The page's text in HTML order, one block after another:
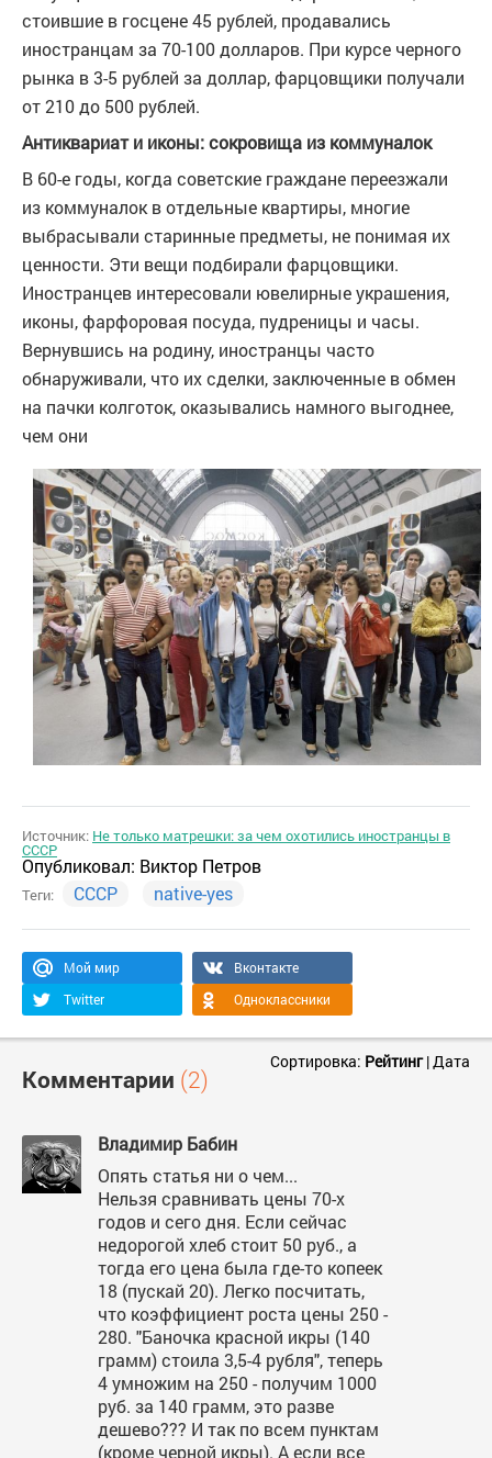
стоившие в госцене 45 рублей, продавались
иностранцам за 70-100 долларов. При курсе черного
рынка в 3-5 рублей за доллар, фарцовщики получали
от 210 до 500 рублей.
Антиквариат и иконы: сокровища из коммуналок
В 60-е годы, когда советские граждане переезжали
из коммуналок в отдельные квартиры, многие
выбрасывали старинные предметы, не понимая их
ценности. Эти вещи подбирали фарцовщики.
Иностранцев интересовали ювелирные украшения,
иконы, фарфоровая посуда, пудреницы и часы.
Вернувшись на родину, иностранцы часто
обнаруживали, что их сделки, заключенные в обмен
на пачки колготок, оказывались намного выгоднее,
чем они
Источник: Не только матрешки: за чем охотились иностранцы в
СССР
Опубликовал: Виктор Петров
Теги: СССР native-yes
Мой мир
Вконтакте
Twitter
Одноклассники
Комментарии (2)
Сортировка: Рейтинг|Дата
Владимир Бабин
Опять статья ни о чем...
Нельзя сравнивать цены 70-х
годов и сего дня. Если сейчас
недорогой хлеб стоит 50 руб., а
тогда его цена была где-то копеек
18 (пускай 20). Легко посчитать,
что коэффициент роста цены 250 -
280. "Баночка красной икры (140
грамм) стоила 3,5-4 рубля", теперь
4 умножим на 250 - получим 1000
руб. за 140 грамм, это разве
дешево??? И так по всем пунктам
(кроме черной икры). А если все